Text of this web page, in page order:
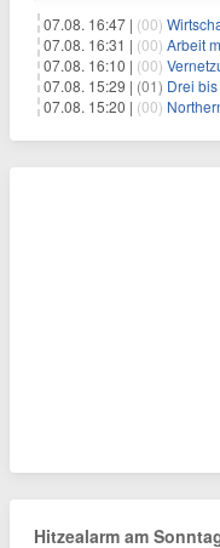
07.08. 16:47 | (00)
07.08. 16:31 | (00) Arbeit
07.08. 16:10 | (00)
07.08. 15:29 | (01) Drei bis
07.08. 15:20 | (00) Northern
Hitzealarm am